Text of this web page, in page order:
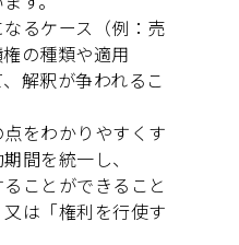
るケース（例：売
の種類や適用
解釈が争われるこ
をわかりやすくす
間を統一し、
ことができること
は「権利を行使す